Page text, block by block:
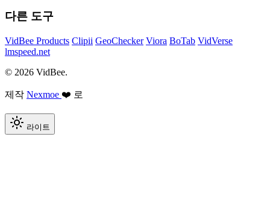
다른 도구
VidBee Products Clipii GeoChecker Viora BoTab VidVerse
lmspeed.net
© 2026 VidBee.
제작 Nexmoe ❤️ 로
라이트